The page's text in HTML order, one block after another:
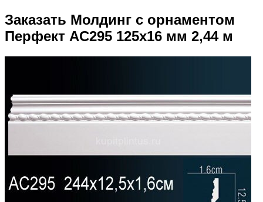
Заказать Молдинг с орнаментом
Перфект AC295 125х16 мм 2,44 м